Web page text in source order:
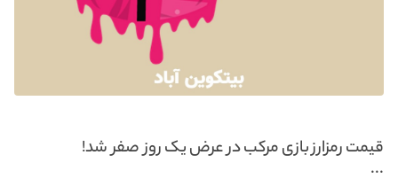
قیمت رمزارز بازی مرکب در عرض یک روز صفر شد!
...